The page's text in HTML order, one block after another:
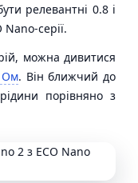
релевантні 0.8 і
серії.
можна дивитися
Ом. Він ближчий до
порівняно з